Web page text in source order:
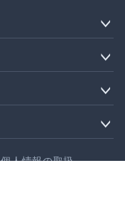
個人情報の取扱